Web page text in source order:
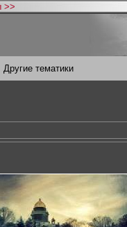
>>
Другие тематики